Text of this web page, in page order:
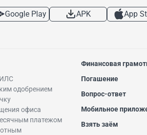
Google Play APK App
одобрением
офиса
платежом
Финансовая
Погашение
Вопрос-ответ
Мобильное
Взять заём